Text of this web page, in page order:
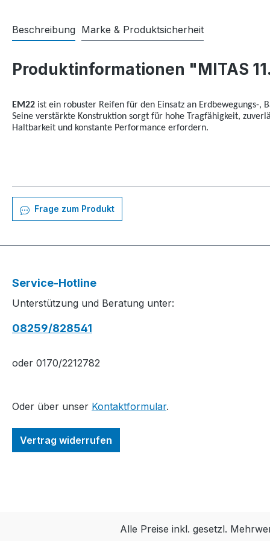
Beschreibung Marke & Produktsicherheit
Produktinformationen "MITAS
EM22 ist ein robuster Reifen für den Einsatz an Erdbewegungs-
Seine verstärkte Konstruktion sorgt für hohe Tragfähigkeit,
Haltbarkeit und konstante Performance erfordern.
Frage zum Produkt
Service-Hotline
Unterstützung und Beratung unter:
08259/828541
oder 0170/2212782
Oder über unser Kontaktformular.
Vertrag widerrufen
Alle Preise inkl. gesetzl.